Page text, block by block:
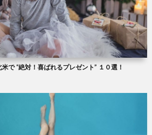
米で “絶対！喜ばれるプレゼント” １０選！